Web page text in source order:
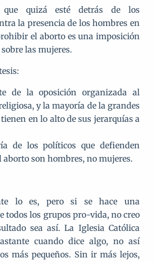
quizá esté detrás de los
la presencia de los hombres en
el aborto es una imposición
las mujeres.
de la oposición organizada al
y la mayoría de la grandes
en lo alto de sus jerarquías a
de los políticos que defienden
son hombres, no mujeres.
lo es, pero si se hace una
todos los grupos pro-vida, no creo
sea así. La Iglesia Católica
cuando dice algo, no así
más pequeños. Sin ir más lejos,